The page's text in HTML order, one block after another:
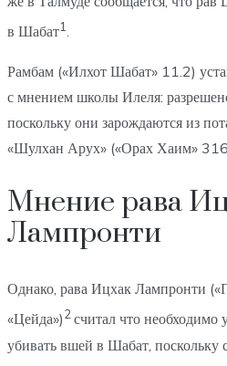
в Шабат1.
Рамбам («Илхот Шабат» 11.2)
с мнением школы Илеля:
поскольку они зарождаются из
«Шулхан Арух» («Орах Хаим»
Мнение рава
Лампронти
Однако, рава Ицхак Лампронти
«Цейда»)2считал что необходимо
убивать вшей в Шабат,